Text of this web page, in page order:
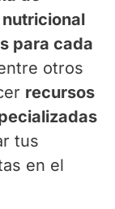
para cada
otros
recursos
tus
en el